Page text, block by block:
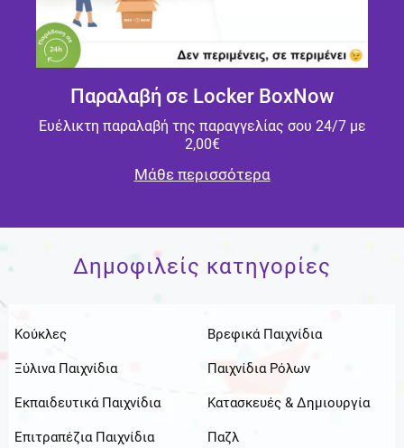
Παραλαβή σε Locker BoxNow
Ευέλικτη παραλαβή της παραγγελίας σου 24/7 με
2,00€
Μάθε περισσότερα
Δημοφιλείς κατηγορίες
Κούκλες Βρεφικά Παιχνίδια
Ξύλινα Παιχνίδια Παιχνίδια Ρόλων
Εκπαιδευτικά Παιχνίδια Κατασκευές & Δημιουργία
Επιτραπέζια Παιχνίδια Παζλ